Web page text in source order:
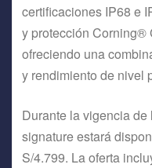
certificaciones IP68 e
y protección
ofreciendo una
y rendimiento de nivel
Durante la vigencia
signature estará
S/4.799. La oferta